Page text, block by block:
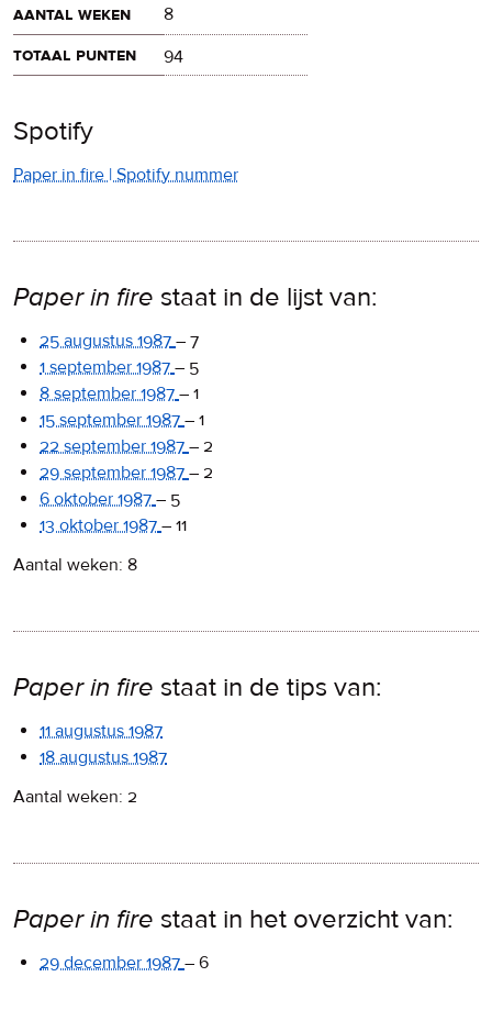
aantal weken
8
totaal punten
94
Spotify
Paper in fire | Spotify nummer
Paper in fire staat in de lijst van:
25 augustus 1987 – 7
1 september 1987 – 5
8 september 1987 – 1
15 september 1987 – 1
22 september 1987 – 2
29 september 1987 – 2
6 oktober 1987 – 5
13 oktober 1987 – 11
Aantal weken: 8
Paper in fire staat in de tips van:
11 augustus 1987
18 augustus 1987
Aantal weken: 2
Paper in fire staat in het overzicht van:
29 december 1987 – 6